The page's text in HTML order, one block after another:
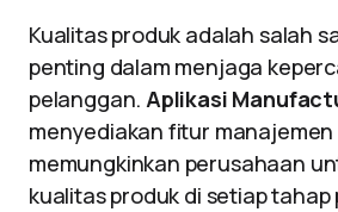
Kualitas produk adalah salah
penting dalam menjaga
pelanggan.Aplikasi
menyediakan fitur
memungkinkan perusahaan
kualitas produk di setiap tahap